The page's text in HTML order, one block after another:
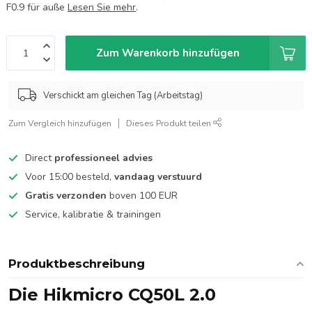
F0.9 für auße Lesen Sie mehr.
Zum Warenkorb hinzufügen
Verschickt am gleichen Tag (Arbeitstag)
Zum Vergleich hinzufügen Dieses Produkt teilen
Direct professioneel advies
Voor 15:00 besteld, vandaag verstuurd
Gratis verzonden boven 100 EUR
Service, kalibratie & trainingen
Produktbeschreibung
Die Hikmicro CQ50L 2.0